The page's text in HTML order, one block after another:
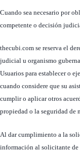
Cuando sea necesario por
competente o decisión
thecubi.com se reserva el
judicial u organismo
Usuarios para establecer o
cuando considere que su
cumplir o aplicar otros
propiedad o la seguridad de
Al dar cumplimiento a la
información al solicitante de